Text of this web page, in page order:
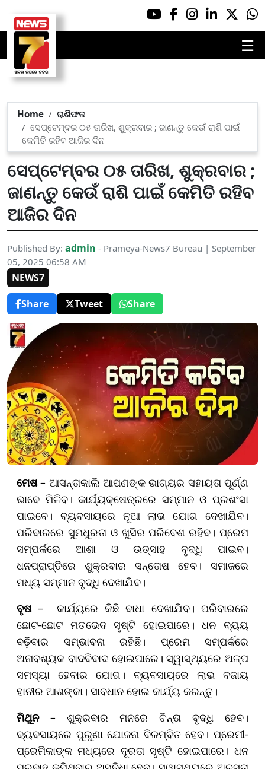
☰
Home
ରାଶିଫଳ
ସେପ୍ଟେମ୍ବର ୦୫ ତାରିଖ, ଶୁକ୍ରବାର ; ଜାଣନ୍ତୁ କେଉଁ ରାଶି ପାଇଁ
କେମିତି ରହିବ ଆଜିର ଦିନ
ସେପ୍ଟେମ୍ବର ୦୫ ତାରିଖ, ଶୁକ୍ରବାର ;
ଜାଣନ୍ତୁ କେଉଁ ରାଶି ପାଇଁ କେମିତି ରହିବ
ଆଜିର ଦିନ
Published By: admin - Prameya-News7 Bureau | September
05, 2025 06:58 AM
NEWS7
Share
Tweet Share
ମେଷ– ଆସନ୍ତାକାଲି ଆପଣଙ୍କ ଭାଗ୍ୟର ସହାୟତା ପୂର୍ଣ୍ଣ
ଭାବେ ମିଳିବ। କାର୍ଯ୍ୟକ୍ଷେତ୍ରରେ ସମ୍ମାନ ଓ ପ୍ରଶଂସା
ପାଇବେ। ବ୍ୟବସାୟରେ ନୂଆ ଲାଭ ଯୋଗ ଦେଖାଯିବ।
ପରିବାରରେ ସୁମଧୁରତା ଓ ଖୁସିର ପରିବେଶ ରହିବ। ପ୍ରେମ
ସମ୍ପର୍କରେ ଆଶା ଓ ଉତ୍ସାହ ବୃଦ୍ଧି ପାଇବ।
ଧନପ୍ରାପ୍ତିରେ ଶୁକ୍ରବାର ସନ୍ତୋଷ ହେବ। ସମାଜରେ
ମଧ୍ୟ ସମ୍ମାନ ବୃଦ୍ଧି ଦେଖାଯିବ।
ବୃଷ– କାର୍ଯ୍ୟରେ କିଛି ବାଧା ଦେଖାଯିବ। ପରିବାରରେ
ଛୋଟ-ଛୋଟ ମତଭେଦ ସୃଷ୍ଟି ହୋଇପାରେ। ଧନ ବ୍ୟୟ
ବଢ଼ିବାର ସମ୍ଭାବନା ରହିଛି। ପ୍ରେମ ସମ୍ପର୍କରେ
ଅନାବଶ୍ୟକ ବାଦବିବାଦ ହୋଇପାରେ। ସ୍ୱାସ୍ଥ୍ୟରେ ଅଳ୍ପ
ସମସ୍ୟା ହେବାର ଯୋଗ। ବ୍ୟବସାୟରେ ଲାଭ ବଜାୟ
ହାନୀର ଆଶଙ୍କା। ସାବଧାନ ହୋଇ କାର୍ଯ୍ୟ କରନ୍ତୁ।
ମିଥୁନ– ଶୁକ୍ରବାର ମନରେ ଚିନ୍ତା ବୃଦ୍ଧି ହେବ।
ବ୍ୟବସାୟରେ ପୁରୁଣା ଯୋଜନା ବିଳମ୍ବିତ ହେବ। ପ୍ରେମୀ-
ପ୍ରେମିକାଙ୍କ ମଧ୍ୟରେ ଦୂରତା ସୃଷ୍ଟି ହୋଇପାରେ। ଧନ